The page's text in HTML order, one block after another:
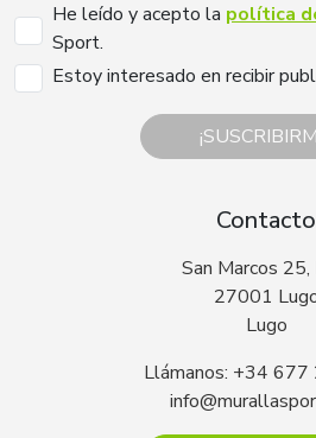
He leído y acepto la política
Sport.
Estoy interesado en recibir
Contacto
San Marcos 25,
27001
Lugo
Llámanos: +34